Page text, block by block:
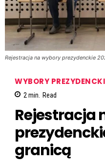
Rejestracja na wybory prezydenckie
WYBORY
2min. Read
Rejestracja
granicą